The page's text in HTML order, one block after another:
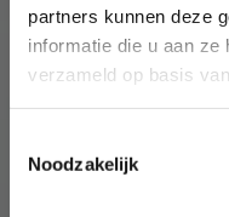
partners kunnen deze
informatie die u aan
verzameld op basis
Noodzakelijk